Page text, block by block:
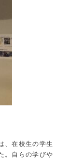
、在校生の学生
。自らの学びや